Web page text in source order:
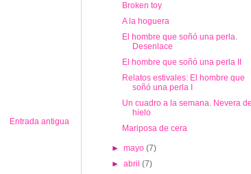
Entrada antigua
Broken toy
A la hoguera
El hombre que soñó una perla.
Desenlace
El hombre que soñó una perla II
Relatos estivales: El hombre que
soñó una perla I
Un cuadro a la semana. Nevera de
hielo
Mariposa de cera
►mayo(7)
►abril(7)